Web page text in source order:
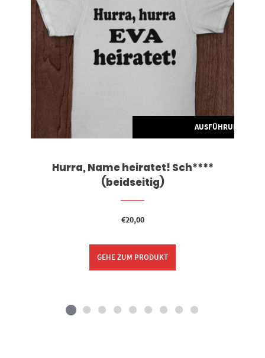
AUSFÜHRUNG
Hurra, Name heiratet! Sch****
(beidseitig)
€20,00
GEHE ZUM PRODUKT